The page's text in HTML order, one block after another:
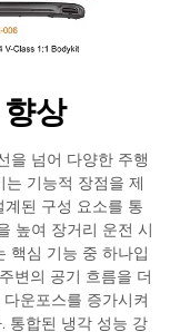
상
을 넘어 다양한 주행
기능적 장점을 제
된 구성 요소를 통
높여 장거리 운전 시
핵심 기능 중 하나입
변의 공기 흐름을 더
운포스를 증가시켜
통합된 냉각 성능 강